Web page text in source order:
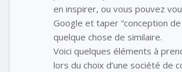
en inspirer, ou vous pouvez
Google et taper “conception
quelque chose de similaire.
Voici quelques éléments à
lors du choix d’une société de